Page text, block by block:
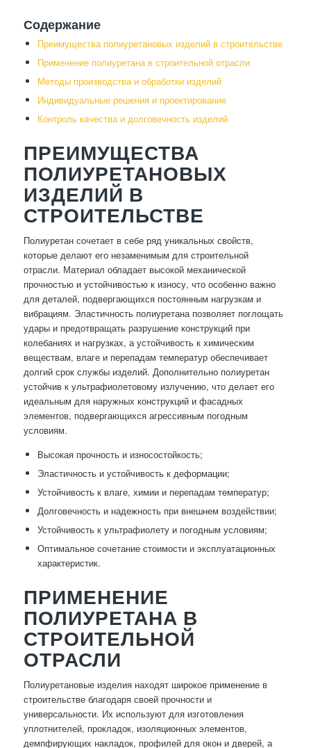
Содержание
Преимущества полиуретановых изделий в строительстве
Применение полиуретана в строительной отрасли
Методы производства и обработки изделий
Индивидуальные решения и проектирование
Контроль качества и долговечность изделий
ПРЕИМУЩЕСТВА
ПОЛИУРЕТАНОВЫХ
ИЗДЕЛИЙ В
СТРОИТЕЛЬСТВЕ
Полиуретан сочетает в себе ряд уникальных свойств,
которые делают его незаменимым для строительной
отрасли. Материал обладает высокой механической
прочностью и устойчивостью к износу, что особенно важно
для деталей, подвергающихся постоянным нагрузкам и
вибрациям. Эластичность полиуретана позволяет поглощать
удары и предотвращать разрушение конструкций при
колебаниях и нагрузках, а устойчивость к химическим
веществам, влаге и перепадам температур обеспечивает
долгий срок службы изделий. Дополнительно полиуретан
устойчив к ультрафиолетовому излучению, что делает его
идеальным для наружных конструкций и фасадных
элементов, подвергающихся агрессивным погодным
условиям.
Высокая прочность и износостойкость;
Эластичность и устойчивость к деформации;
Устойчивость к влаге, химии и перепадам температур;
Долговечность и надежность при внешнем воздействии;
Устойчивость к ультрафиолету и погодным условиям;
Оптимальное сочетание стоимости и эксплуатационных
характеристик.
ПРИМЕНЕНИЕ
ПОЛИУРЕТАНА В
СТРОИТЕЛЬНОЙ
ОТРАСЛИ
Полиуретановые изделия находят широкое применение в
строительстве благодаря своей прочности и
универсальности. Их используют для изготовления
уплотнителей, прокладок, изоляционных элементов,
демпфирующих накладок, профилей для окон и дверей, а